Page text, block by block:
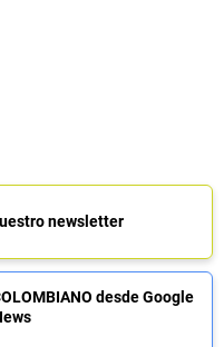
newsletter
desde Google